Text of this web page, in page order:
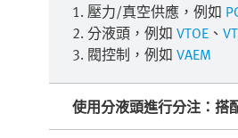
1. 壓力/真空供應，例如
2. 分液頭，例如 VTOE 、
3. 閥控制，例如 VAEM
使用分液頭進行分注：搭